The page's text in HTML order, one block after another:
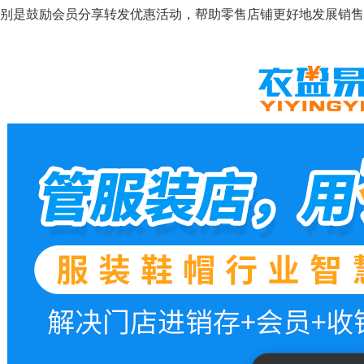
是鼓励会员分享转发优惠活动，帮助零售店铺更好地发展销